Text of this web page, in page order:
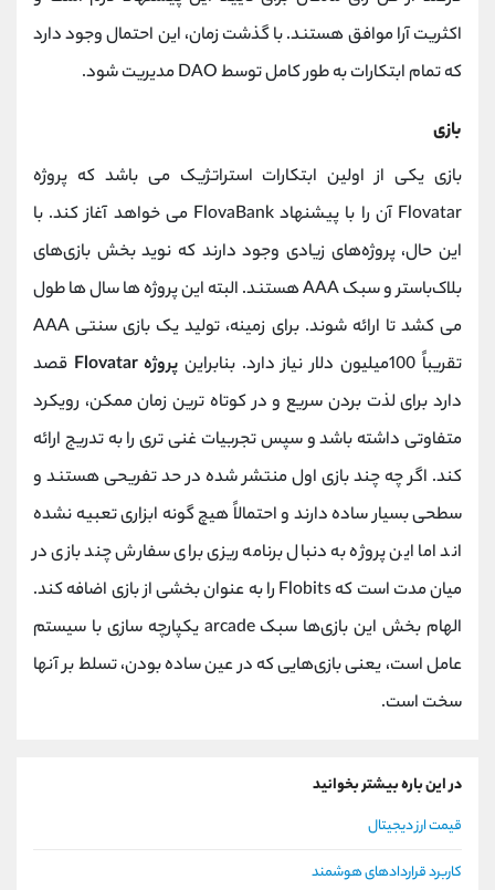
اکثریت آرا موافق هستند. با گذشت زمان، این احتمال وجود دارد
که تمام ابتکارات به طور کامل توسط DAO مدیریت شود.
بازی
بازی یکی از اولین ابتکارات استراتژیک می باشد که پروژه
Flovatar آن را با پیشنهاد FlovaBank می خواهد آغاز کند. با
این حال، پروژه‌های زیادی وجود دارند که نوید بخش بازی‌های
بلاک‌باستر و سبک AAA هستند. البته این پروژه ها سال‌ ها طول
می‌ کشد تا ارائه شوند. برای زمینه، تولید یک بازی سنتی AAA
تقریباً 100میلیون دلار نیاز دارد. بنابراین
پروژه Flovatar
قصد
دارد برای لذت بردن سریع و در کوتاه ترین زمان ممکن، رویکرد
متفاوتی داشته باشد و سپس تجربیات غنی‌ تری را به تدریج ارائه
کند. اگر چه چند بازی اول منتشر شده در حد تفریحی هستند و
سطحی بسیار ساده دارند و احتمالاً هیچ گونه ابزاری تعبیه نشده
اند اما این پروژه به دنبال برنامه ریزی برای سفارش چند بازی در
میان مدت است که Flobits را به عنوان بخشی از بازی اضافه کند.
الهام ‌بخش این بازی‌ها سبک arcade یکپارچه سازی با سیستم
عامل است، یعنی بازی‌هایی که در عین ساده بودن، تسلط بر آنها
سخت است.
در این باره بیشتر بخوانید
قیمت ارز دیجیتال
کاربرد قراردادهای هوشمند